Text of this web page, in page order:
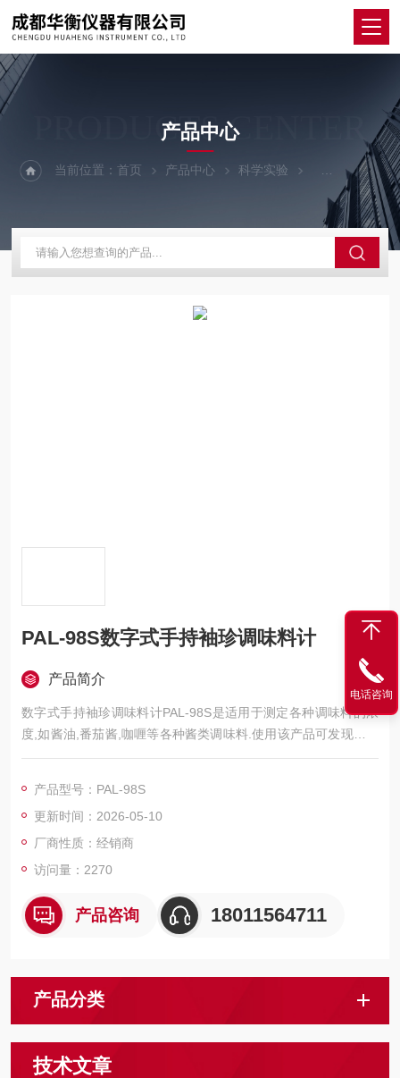
PRODUCTS CENTER
产品中心
当前位置：首页 产品中心 科学实验 其他仪器设备
PAL-98S数字式手持袖珍调味料计
产品简介
数字式手持袖珍调味料计PAL-98S是适用于测定各种调味料的浓
度,如酱油,番茄酱,咖喱等各种酱类调味料.使用该产品可发现实际
的口味与测定值的关系并帮助您维持均一的口味风格
产品型号：PAL-98S
更新时间：2026-05-10
厂商性质：经销商
访问量：2270
产品咨询 18011564711
产品分类
技术文章
电话咨询